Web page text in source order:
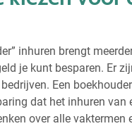
inhuren brengt
je kunt besparen. Er
Een
dat het inhuren
over alle